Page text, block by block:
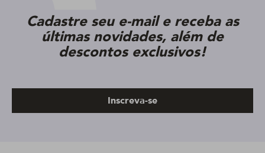
Cadastre seu e-mail e receba as
últimas novidades, além de
descontos exclusivos!
Inscreva-se